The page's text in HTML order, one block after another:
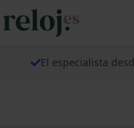
El especialista